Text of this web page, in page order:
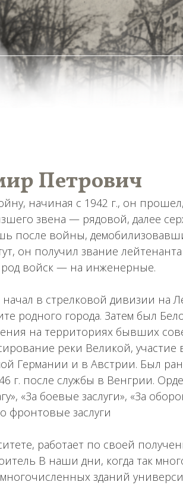
Петрович
начиная с 1942 г., он
звена — рядовой, далее
после войны,
он получил звание
войск — на инженерные.
в стрелковой дивизии на
родного города. Затем был
на территориях бывших
реки Великой, участие
Германии и в Австрии. Был
г. после службы в Венгрии.
«За боевые заслуги», «За
фронтовые заслуги
работает по своей
В наши дни, когда так
зданий